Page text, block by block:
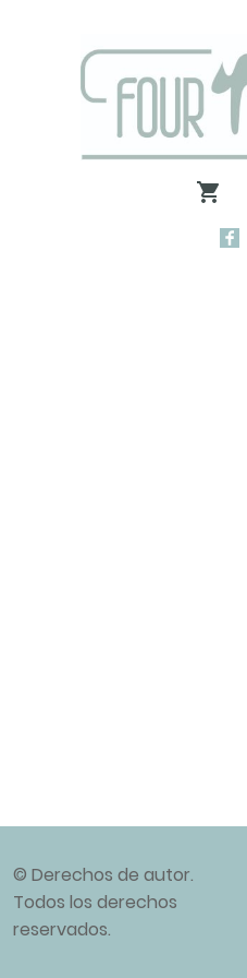
© Derechos de autor.
Todos los derechos
reservados.